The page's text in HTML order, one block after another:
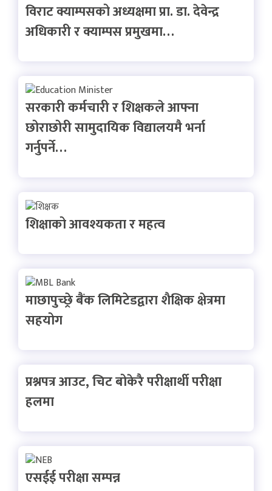
विराट क्याम्पसको अध्यक्षमा प्रा. डा. देवेन्द्र
अधिकारी र क्याम्पस प्रमुखमा…
सरकारी कर्मचारी र शिक्षकले आफ्ना
छोराछोरी सामुदायिक विद्यालयमै भर्ना
गर्नुपर्ने…
शिक्षाको आवश्यकता र महत्व
माछापुच्छ्रे बैंक लिमिटेडद्वारा शैक्षिक क्षेत्रमा
सहयोग
प्रश्नपत्र आउट, चिट बोकेरै परीक्षार्थी परीक्षा
हलमा
एसईई परीक्षा सम्पन्न